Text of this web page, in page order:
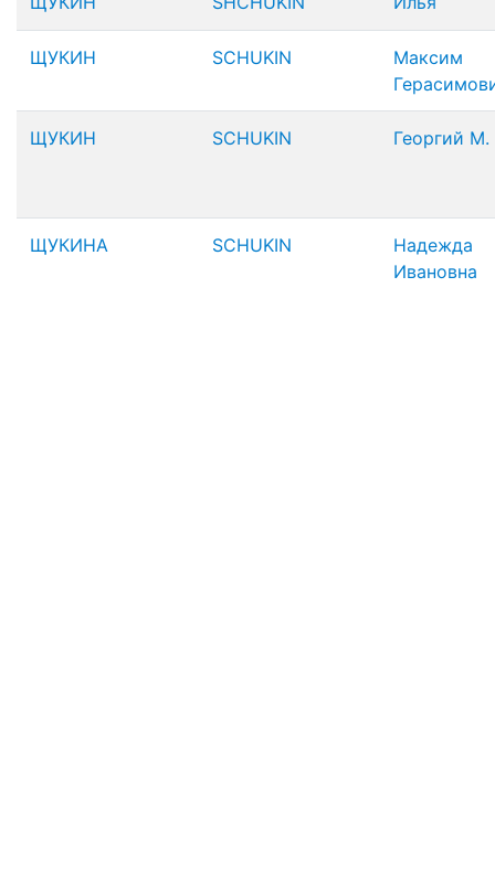
ЩУКИН SCHUKIN
Максим
ЩУКИН SCHUKIN Георгий М.
ЩУКИНА SCHUKIN
Надежда
Ивановна